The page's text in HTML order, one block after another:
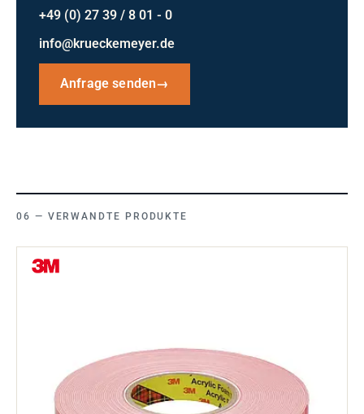
+49 (0) 27 39 / 8 01 - 0
info@krueckemeyer.de
Anfrage senden→
VERWANDTE PRODUKTE